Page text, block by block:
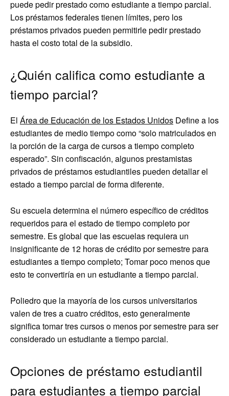
puede pedir prestado como estudiante a tiempo parcial.
Los préstamos federales tienen límites, pero los
préstamos privados pueden permitirle pedir prestado
hasta el costo total de la subsidio.
¿Quién califica como estudiante a
tiempo parcial?
El Área de Educación de los Estados Unidos Define a los
estudiantes de medio tiempo como “solo matriculados en
la porción de la carga de cursos a tiempo completo
esperado”. Sin confiscación, algunos prestamistas
privados de préstamos estudiantiles pueden detallar el
estado a tiempo parcial de forma diferente.
Su escuela determina el número específico de créditos
requeridos para el estado de tiempo completo por
semestre. Es global que las escuelas requiera un
insignificante de 12 horas de crédito por semestre para
estudiantes a tiempo completo; Tomar poco menos que
esto te convertiría en un estudiante a tiempo parcial.
Poliedro que la mayoría de los cursos universitarios
valen de tres a cuatro créditos, esto generalmente
significa tomar tres cursos o menos por semestre para ser
considerado un estudiante a tiempo parcial.
Opciones de préstamo estudiantil
para estudiantes a tiempo parcial